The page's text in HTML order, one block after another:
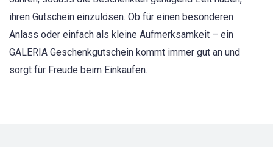
ihren Gutschein einzulösen. Ob für einen besonderen
Anlass oder einfach als kleine Aufmerksamkeit – ein
GALERIA Geschenkgutschein kommt immer gut an und
sorgt für Freude beim Einkaufen.